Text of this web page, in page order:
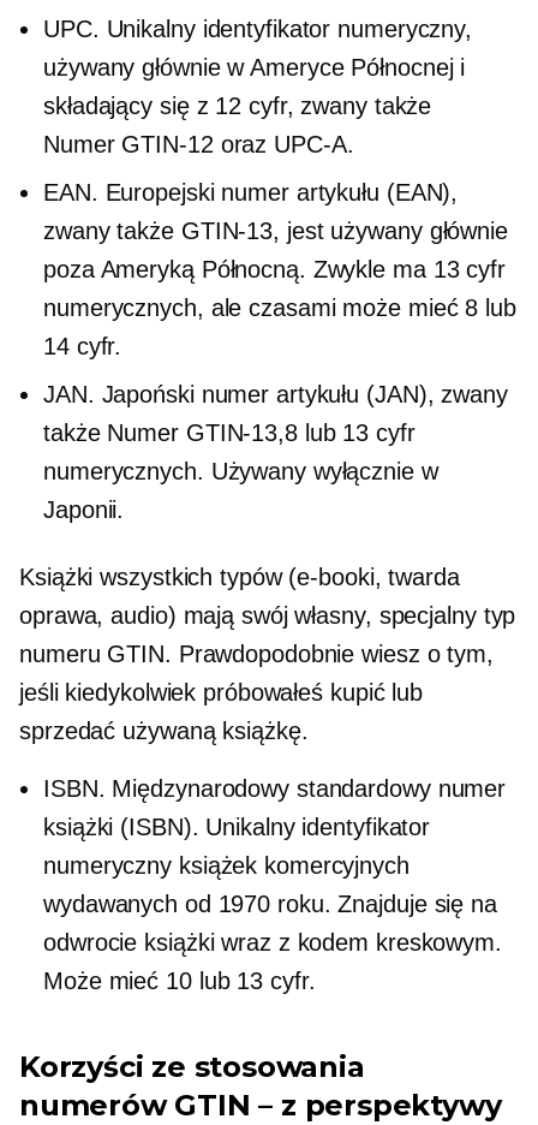
UPC. Unikalny identyfikator numeryczny,
używany głównie w Ameryce Północnej i
składający się z 12 cyfr, zwany także
Numer GTIN-12 oraz UPC-A.
EAN. Europejski numer artykułu (EAN),
zwany także GTIN-13, jest używany głównie
poza Ameryką Północną. Zwykle ma 13 cyfr
numerycznych, ale czasami może mieć 8 lub
14 cyfr.
JAN. Japoński numer artykułu (JAN), zwany
także Numer GTIN-13,8lub 13 cyfr
numerycznych. Używany wyłącznie w
Japonii.
Książki wszystkich typów (e-booki, twarda
oprawa, audio) mają swój własny, specjalny typ
numeru GTIN. Prawdopodobnie wiesz o tym,
jeśli kiedykolwiek próbowałeś kupić lub
sprzedać używaną książkę.
ISBN. Międzynarodowy standardowy numer
książki (ISBN). Unikalny identyfikator
numeryczny książek komercyjnych
wydawanych od 1970 roku. Znajduje się na
odwrocie książki wraz z kodem kreskowym.
Może mieć 10 lub 13 cyfr.
Korzyści ze stosowania
numerów GTIN – z perspektywy